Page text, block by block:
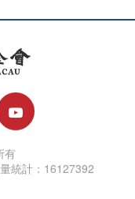
有
統計：16127392